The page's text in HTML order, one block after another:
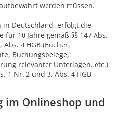
werden müssen.
in Deutschland, erfolgt die
10 Jahre gemäß §§ 147 Abs.
Abs. 4 HGB (Bücher,
Buchungsbelege,
relevanter Unterlagen, etc.)
1 Nr. 2 und 3, Abs. 4 HGB
im Onlineshop und